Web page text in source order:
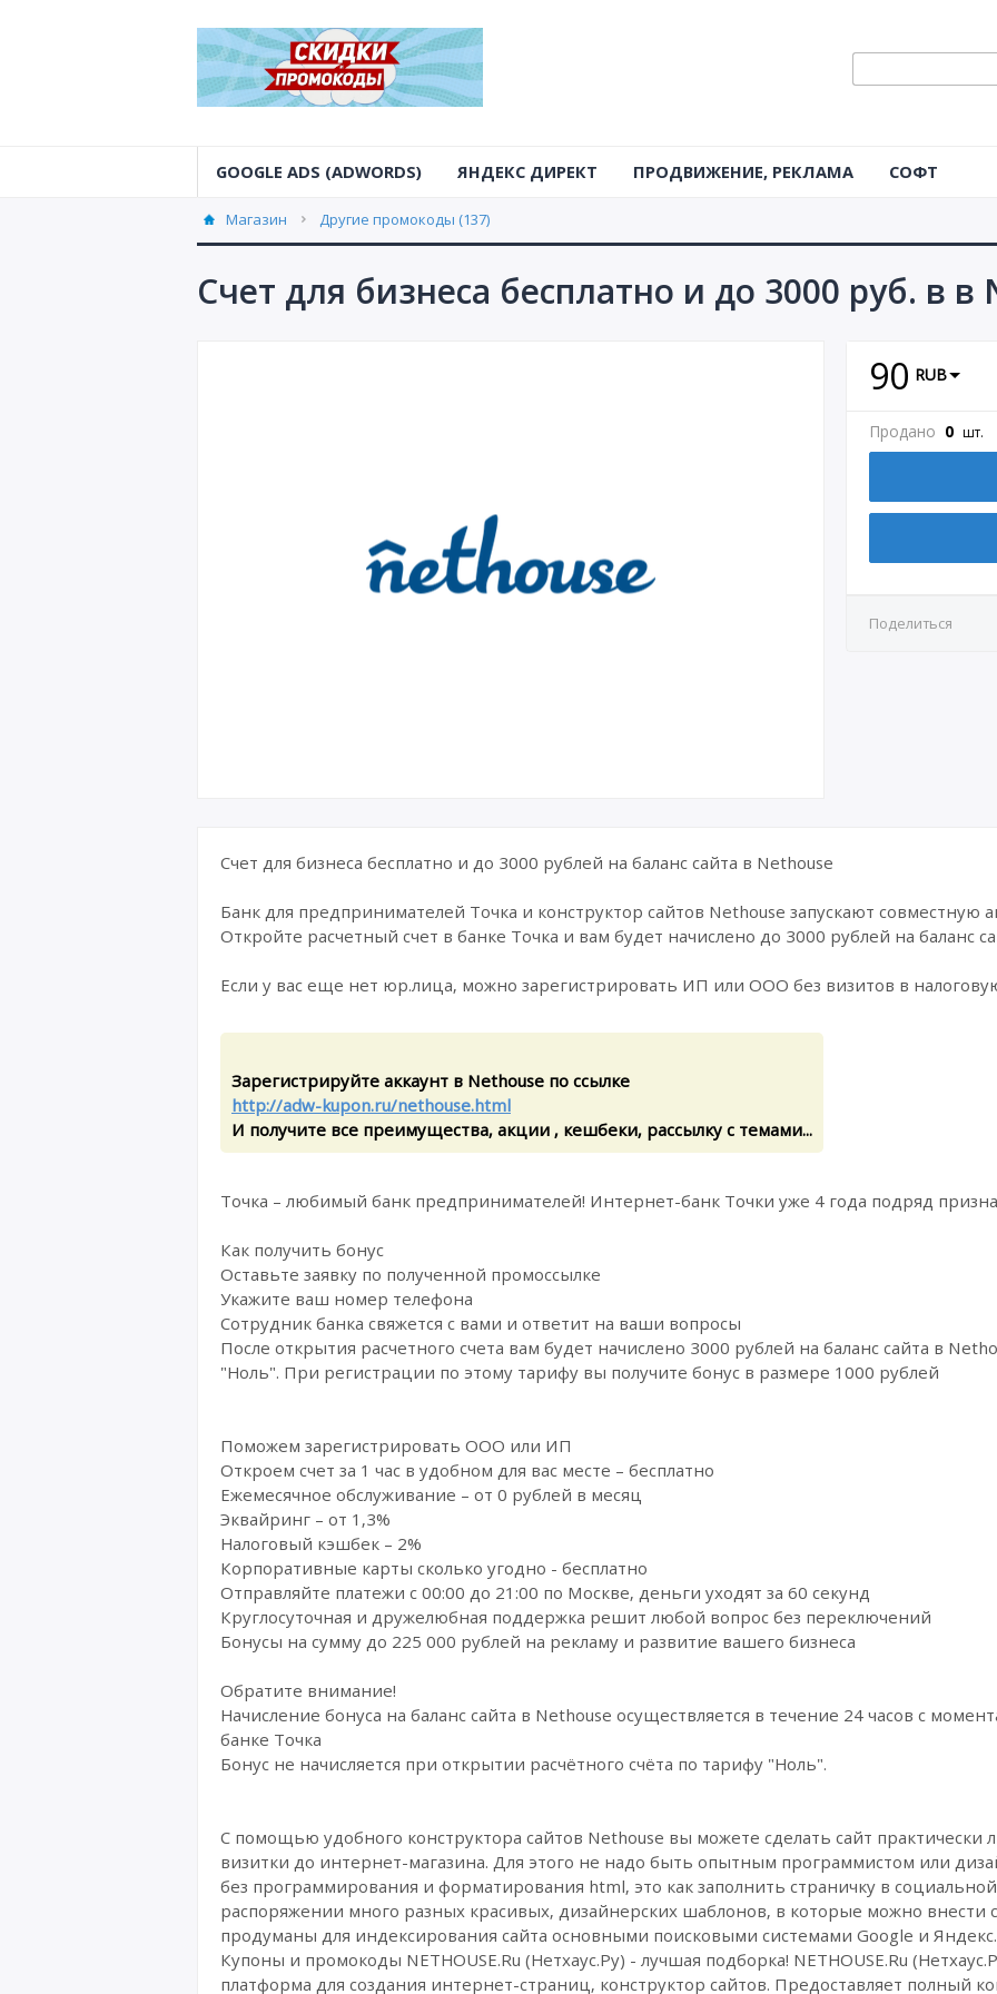
GOOGLE ADS (ADWORDS) ЯНДЕКС ДИРЕКТ ПРОДВИЖЕНИЕ, РЕКЛАМА СОФТ
Магазин Другие промокоды (137)
Счет для бизнеса бесплатно и до 3000 руб. в в
90 RUB
Продано 0 шт.
Поделиться
Счет для бизнеса бесплатно и до 3000 рублей на баланс сайта в Nethouse
Банк для предпринимателей Точка и конструктор сайтов Nethouse запускают совместную
Откройте расчетный счет в банке Точка и вам будет начислено до 3000 рублей на баланс
Если у вас еще нет юр.лица, можно зарегистрировать ИП или ООО без визитов в
Зарегистрируйте аккаунт в Nethouse по ссылке
http://adw-kupon.ru/nethouse.html
И получите все преимущества, акции , кешбеки, рассылку с темами...
Точка – любимый банк предпринимателей! Интернет-банк Точки уже 4 года подряд
Как получить бонус
Оставьте заявку по полученной промоссылке
Укажите ваш номер телефона
Сотрудник банка свяжется с вами и ответит на ваши вопросы
После открытия расчетного счета вам будет начислено 3000 рублей на баланс сайта в
"Ноль". При регистрации по этому тарифу вы получите бонус в размере 1000 рублей
Поможем зарегистрировать ООО или ИП
Откроем счет за 1 час в удобном для вас месте – бесплатно
Ежемесячное обслуживание – от 0 рублей в месяц
Эквайринг – от 1,3%
Налоговый кэшбек – 2%
Корпоративные карты сколько угодно - бесплатно
Отправляйте платежи с 00:00 до 21:00 по Москве, деньги уходят за 60 секунд
Круглосуточная и дружелюбная поддержка решит любой вопрос без переключений
Бонусы на сумму до 225 000 рублей на рекламу и развитие вашего бизнеса
Обратите внимание!
Начисление бонуса на баланс сайта в Nethouse осуществляется в течение 24 часов с
банке Точка
Бонус не начисляется при открытии расчётного счёта по тарифу "Ноль".
С помощью удобного конструктора сайтов Nethouse вы можете сделать сайт практически
визитки до интернет-магазина. Для этого не надо быть опытным программистом или
без программирования и форматирования html, это как заполнить страничку в
распоряжении много разных красивых, дизайнерских шаблонов, в которые можно внести
продуманы для индексирования сайта основными поисковыми системами Google и Яндекс.
Купоны и промокоды NETHOUSE.Ru (Нетхаус.Ру) - лучшая подборка! NETHOUSE.Ru
платформа для создания интернет-страниц, конструктор сайтов. Предоставляет полный